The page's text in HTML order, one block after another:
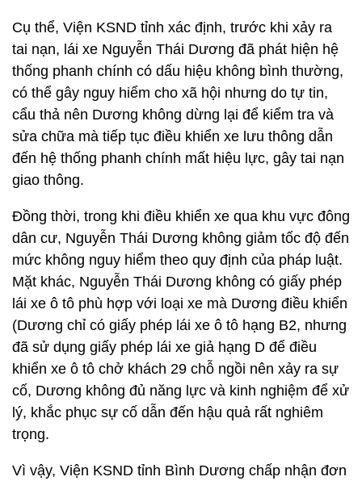
Cụ thể, Viện KSND tỉnh xác định, trước khi xảy ra
tai nạn, lái xe Nguyễn Thái Dương đã phát hiện hệ
thống phanh chính có dấu hiệu không bình thường,
có thể gây nguy hiểm cho xã hội nhưng do tự tin,
cẩu thả nên Dương không dừng lại để kiểm tra và
sửa chữa mà tiếp tục điều khiển xe lưu thông dẫn
đến hệ thống phanh chính mất hiệu lực, gây tai nạn
giao thông.
Đồng thời, trong khi điều khiển xe qua khu vực đông
dân cư, Nguyễn Thái Dương không giảm tốc độ đến
mức không nguy hiểm theo quy định của pháp luật.
Mặt khác, Nguyễn Thái Dương không có giấy phép
lái xe ô tô phù hợp với loại xe mà Dương điều khiển
(Dương chỉ có giấy phép lái xe ô tô hạng B2, nhưng
đã sử dụng giấy phép lái xe giả hạng D để điều
khiển xe ô tô chở khách 29 chỗ ngồi nên xảy ra sự
cố, Dương không đủ năng lực và kinh nghiệm để xử
lý, khắc phục sự cố dẫn đến hậu quả rất nghiêm
trọng.
Vì vậy, Viện KSND tỉnh Bình Dương chấp nhận đơn